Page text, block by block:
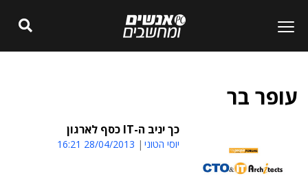
עופר בר
כך יניב ה-IT כסף לארגון
יוסי הטוני 28/04/2013 16:21